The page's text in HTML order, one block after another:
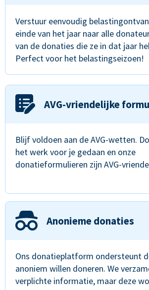
Verstuur eenvoudig
einde van het jaar naar alle
van de donaties die ze in dat jaar
Perfect voor het belastingseizoen!
AVG-vriendelijke
Blijf voldoen aan de AVG-wetten.
het werk voor je gedaan en onze
donatieformulieren zijn AVG-
Anonieme donaties
Ons donatieplatform ondersteunt
anoniem willen doneren. We
verplichte informatie, maar deze